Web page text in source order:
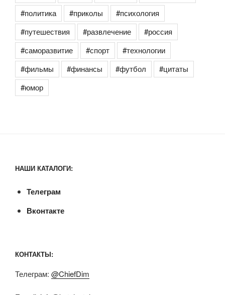
#политика
#приколы
#психология
#путешествия
#развлечение
#россия
#саморазвитие
#спорт
#технологии
#фильмы
#финансы #футбол
#цитаты
#юмор
НАШИ КАТАЛОГИ:
Телеграм
Вконтакте
КОНТАКТЫ:
Телеграм: @ChiefDim